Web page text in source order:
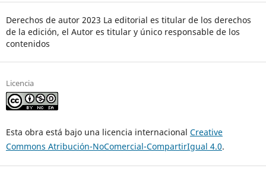
Derechos de autor 2023 La editorial es titular de los derechos
de la edición, el Autor es titular y único responsable de los
contenidos
Licencia
Esta obra está bajo una licencia internacional Creative
Commons Atribución-NoComercial-CompartirIgual 4.0.